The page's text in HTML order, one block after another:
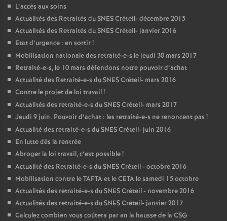
L’accès aux soins
Actualités des Retraités duSNESCréteil- décembre 2015
Actualités des Retraités duSNESCréteil- janvier 2016
Etat d’urgence : en sortir!
Mobilisation nationale des retraité-e-s le jeudi 30 mars 2017
Retraité-e-s, le 10 mars défendons notre pouvoir d’achat
Actualité des Retraité-e-s duSNESCréteil- mars 2016
Contre le projet de loi travail!
Actualités des retraité-e-s duSNESCréteil- mars 2017
Jeudi 9 juin. Pouvoir d’achat : les retraité-e-s ne renoncent pas !
Actualité des retraité-e-s duSNESCréteil- juin 2016
En lutte dès la rentrée
Abroger la loi travail, c’est possible!
Actualité des Retraité-e-s duSNESCréteil - octobre 2016
Mobilisation contre leTAFTAet leCETA le samedi 15 octobre
Actualités des retraité-e-s duSNESCréteil - novembre 2016
Actualités des retraité-e-s duSNESCréteil- janvier 2017
Calculez combien vous coûtera par an la hausse de la CSG